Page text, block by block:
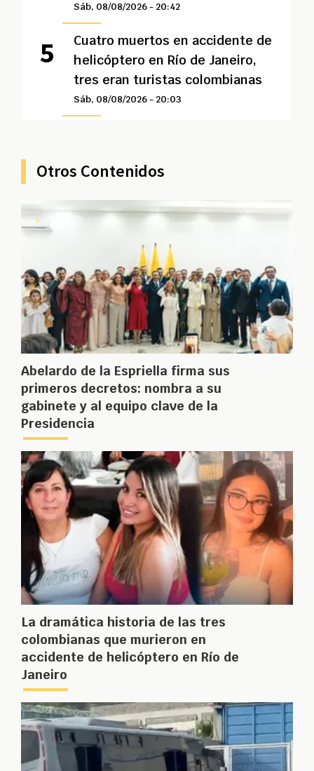
Sáb, 08/08/2026 - 20:42
Cuatro muertos en accidente de
helicóptero en Río de Janeiro,
tres eran turistas colombianas
Sáb, 08/08/2026 - 20:03
Otros Contenidos
Abelardo de la Espriella firma sus
primeros decretos: nombra a su
gabinete y al equipo clave de la
Presidencia
La dramática historia de las tres
colombianas que murieron en
accidente de helicóptero en Río de
Janeiro